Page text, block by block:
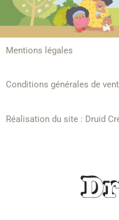
Mentions légales
Conditions générales de
Réalisation du site : Druid